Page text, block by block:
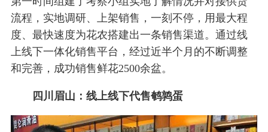
流程，实地调研、上架销售，一刻不停，用最大程
度、最快速度为花农搭建出一条销售渠道。通过线
上线下一体化销售平台，经过近半个月的不断调整
和完善，成功销售鲜花2500余盆。
四川眉山：线上线下代售鹌鹑蛋